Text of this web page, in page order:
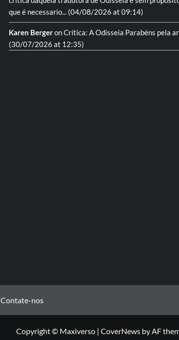
que é necessario... (04/08/2026 at 09:14)
Karen BergeronCrítica: A Odisseia Parabéns pela
(30/07/2026 at 12:35)
Contate-nos
Copyright © Maxiverso | CoverNews by AF